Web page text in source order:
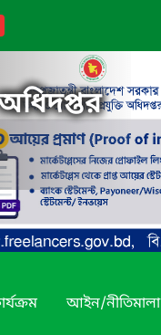
আইন/নীতিমালা